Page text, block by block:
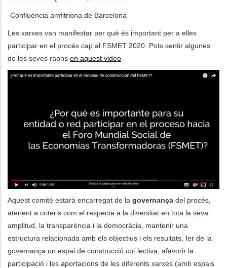
-Confluència amfitriona de Barcelona
Les xarxes van manifestar per què és important per a elles
participar en el procés cap al FSMET 2020. Pots sentir algunes
de les seves raons en aquest video
Aquest comité estarà encarregat de la governança del procés,
atenent a criteris com el respecte a la diversitat en tota la seva
amplitud, la transparència i la democràcia, mantenir una
estructura relacionada amb els objectius i els resultats, fer de la
governança un espai de construcció col·lectiva, afavorir la
participació i les aportacions de les diferents xarxes (amb espais